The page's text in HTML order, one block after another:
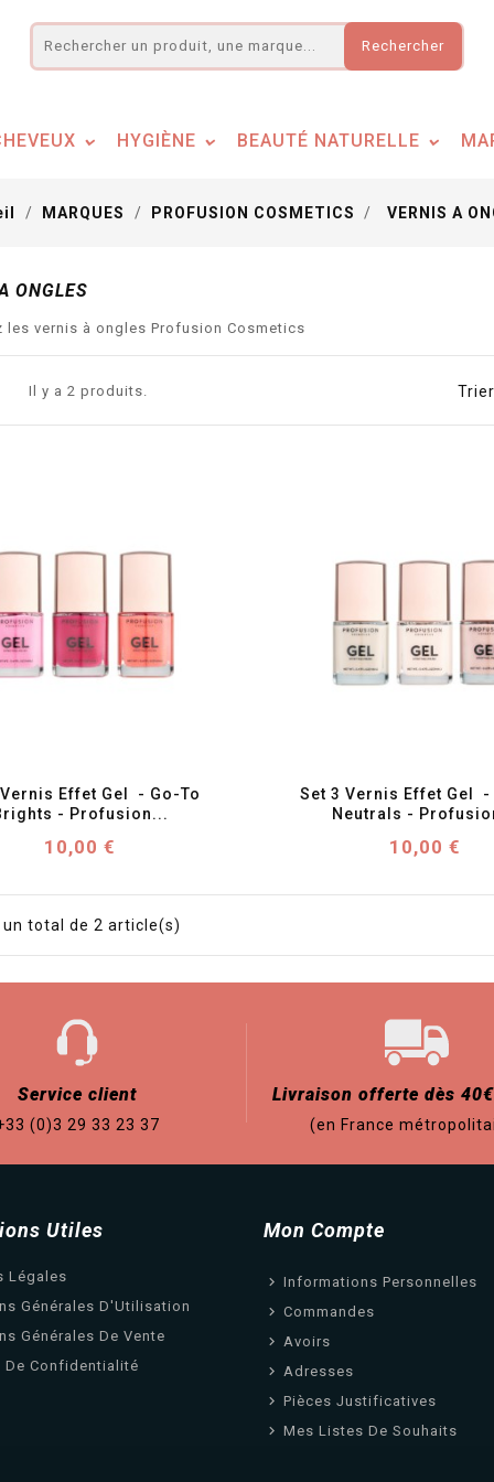
Rechercher
HYGIÈNE BEAUTÉ NATURELLE
MARQUES PROFUSION COSMETICS VERNIS A
ONGLES
les vernis à ongles Profusion Cosmetics
Il y a 2 produits.
Effet Gel  - Go-To
- Profusion...
Prix
10,00 €
Set 3 Vernis Effet Gel  -
Neutrals -
Prix
10,00 €
total de 2 article(s)
Service client
(0)3 29 33 23 37
Livraison offerte dès
(en France
Utiles
Légales
Générales D'Utilisation
Générales De Vente
De Confidentialité
Mon Compte
Informations Personnelles
Commandes
Avoirs
Adresses
Pièces Justificatives
Mes Listes De Souhaits